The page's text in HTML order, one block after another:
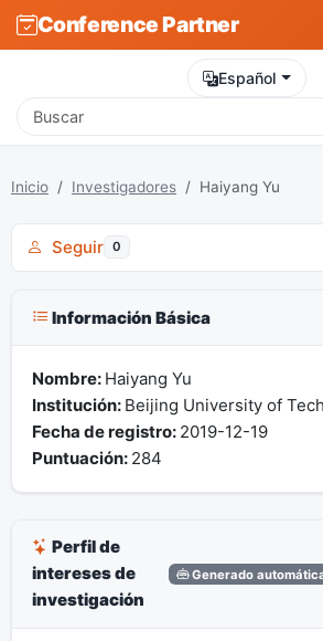
Conference Partner
Español
Inicio Investigadores Haiyang Yu
Seguir 0
Información Básica
Nombre: Haiyang Yu
Institución: Beijing University of
Fecha de registro: 2019-12-19
Puntuación: 284
Perfil de
intereses de
investigación
Generado